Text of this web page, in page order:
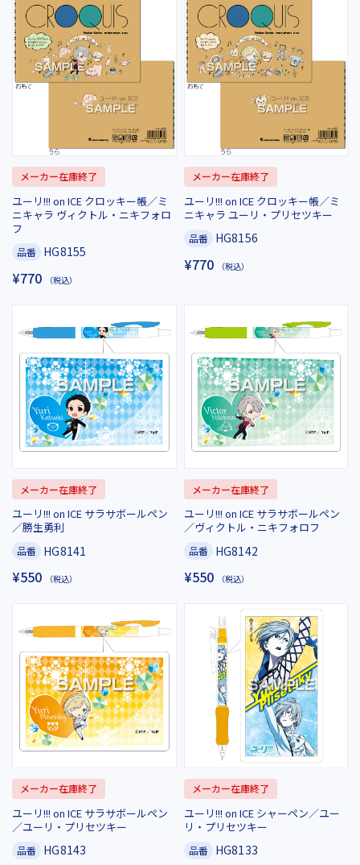
メーカー在庫終了
ユーリ!!! on ICE クロッキー帳／ミ
ニキャラ ヴィクトル・ニキフォロ
フ
品番 HG8155
¥770 （税込）
メーカー在庫終了
ユーリ!!! on ICE クロッキー帳／ミ
ニキャラ ユーリ・プリセツキー
品番 HG8156
¥770 （税込）
メーカー在庫終了
ユーリ!!! on ICE サラサボールペン
／勝生勇利
品番 HG8141
¥550 （税込）
メーカー在庫終了
ユーリ!!! on ICE サラサボールペン
／ヴィクトル・ニキフォロフ
品番 HG8142
¥550 （税込）
メーカー在庫終了
ユーリ!!! on ICE サラサボールペン
／ユーリ・プリセツキー
品番 HG8143
メーカー在庫終了
ユーリ!!! on ICE シャーペン／ユー
リ・プリセツキー
品番 HG8133